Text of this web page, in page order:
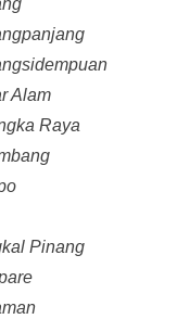
Alam
Raya
Pinang